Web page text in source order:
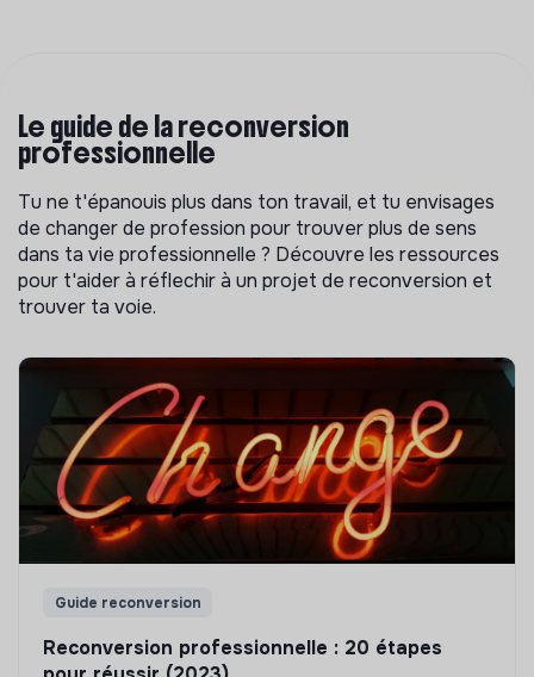
Le guide de la reconversion
professionnelle
Tu ne t'épanouis plus dans ton travail, et tu envisages
de changer de profession pour trouver plus de sens
dans ta vie professionnelle ? Découvre les ressources
pour t'aider à réflechir à un projet de reconversion et
trouver ta voie.
Guide reconversion
Reconversion professionnelle : 20 étapes